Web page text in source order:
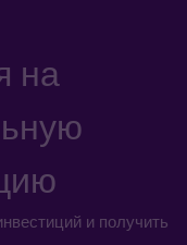
на
и получить